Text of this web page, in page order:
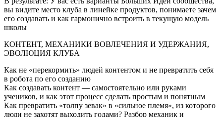
вы видите место клуба в линейке продуктов, понимаете зачем
его создавать и как гармонично встроить в текущую модель
школы
КОНТЕНТ, МЕХАНИКИ ВОВЛЕЧЕНИЯ И УДЕРЖАНИЯ,
ЭВОЛЮЦИЯ КЛУБА
Как не «перекормить» людей контентом и не превратить себя
в робота по его созданию
Как создавать контент — самостоятельно или руками
учеников, и как этот процесс сделать простым и понятным
Как превратить «толпу зевак» в «сильное племя», из которого
люди не захотят выходить годами? Разбор механик и